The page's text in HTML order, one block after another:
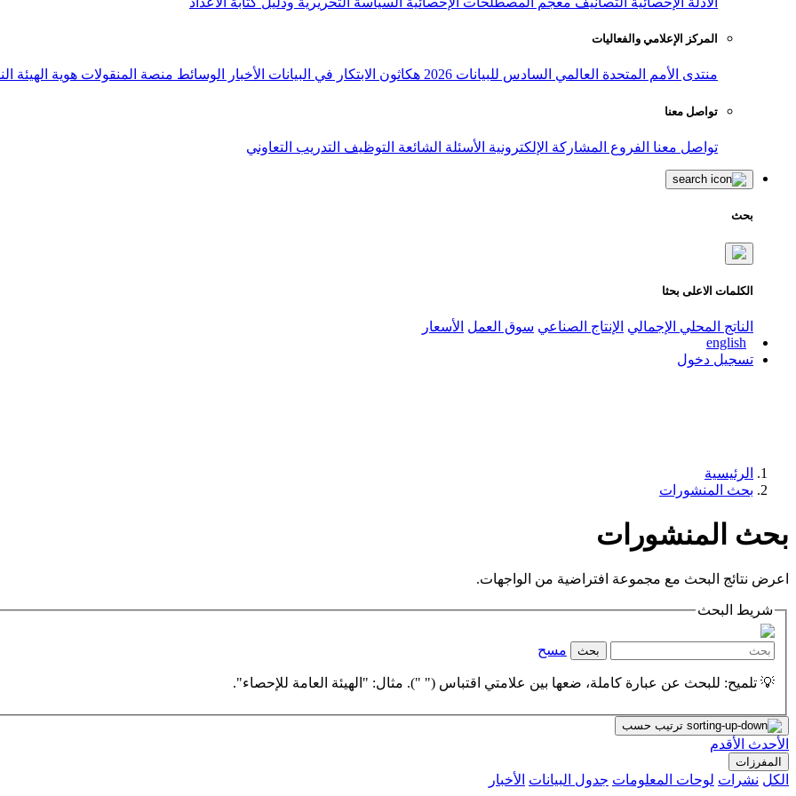
المركز الإعلامي والفعاليات
منتدى الأمم المتحدة العالمي السادس للبيانات 2026 هكاثون الابتكار في البيانات الأخبار الوسائط منصة المنقولات هوية الهيئة
تواصل معنا
تواصل معنا الفروع المشاركة الإلكترونية الأسئلة الشائعة التوظيف التدريب التعاوني
بحث
الكلمات الاعلى بحثا
الناتج المحلي الإجمالي الإنتاج الصناعي سوق العمل الأسعار
english
تسجيل دخول
الرئيسية
بحث المنشورات
بحث المنشورات
اعرض نتائج البحث مع مجموعة افتراضية من الواجهات.
شريط البحث
بحث مسح
💡 تلميح: للبحث عن عبارة كاملة، ضعها بين علامتي اقتباس (" "). مثال: "الهيئة العامة للإحصاء".
ترتيب حسب
الأحدث الأقدم
المفرزات
الكل نشرات لوحات المعلومات جدول البيانات الأخبار